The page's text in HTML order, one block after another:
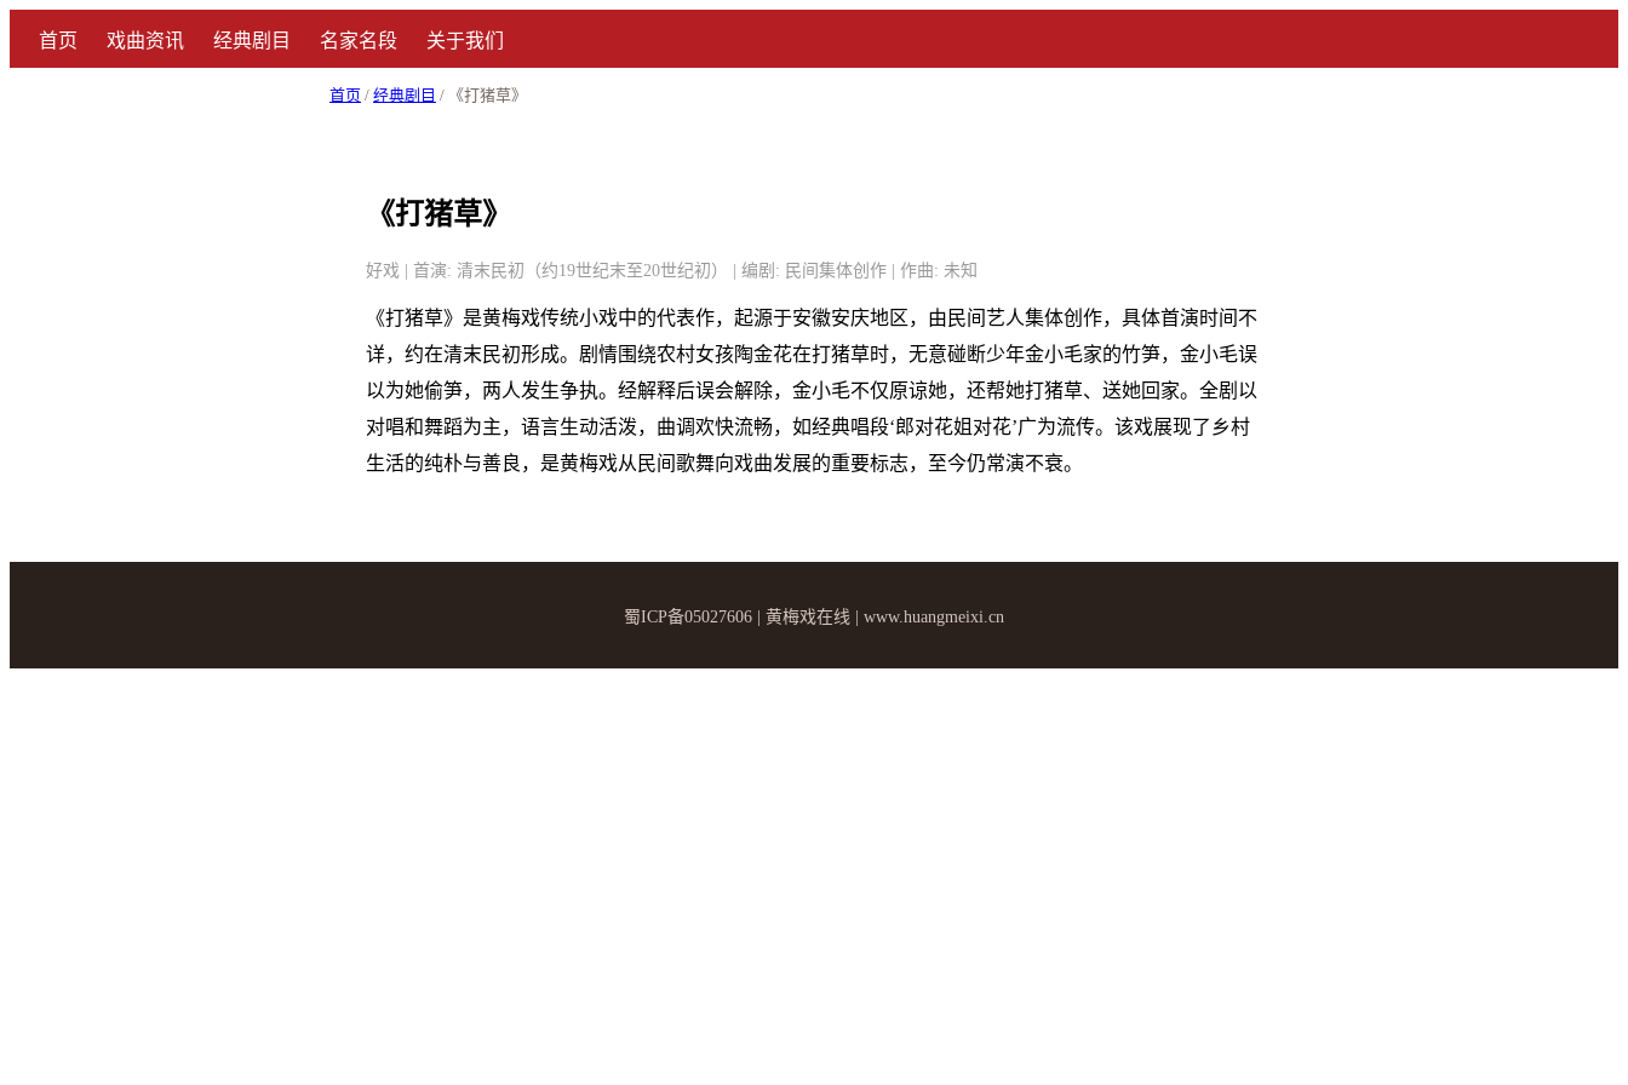
首页 戏曲资讯 经典剧目 名家名段 关于我们
首页 / 经典剧目 / 《打猪草》
《打猪草》
好戏 | 首演: 清末民初（约19世纪末至20世纪初） | 编剧: 民间集体创作 | 作曲: 未知
《打猪草》是黄梅戏传统小戏中的代表作，起源于安徽安庆地区，由民间艺人集体创作，具体首演时间不
详，约在清末民初形成。剧情围绕农村女孩陶金花在打猪草时，无意碰断少年金小毛家的竹笋，金小毛误
以为她偷笋，两人发生争执。经解释后误会解除，金小毛不仅原谅她，还帮她打猪草、送她回家。全剧以
对唱和舞蹈为主，语言生动活泼，曲调欢快流畅，如经典唱段‘郎对花姐对花’广为流传。该戏展现了乡村
生活的纯朴与善良，是黄梅戏从民间歌舞向戏曲发展的重要标志，至今仍常演不衰。
蜀ICP备05027606 | 黄梅戏在线 | www.huangmeixi.cn